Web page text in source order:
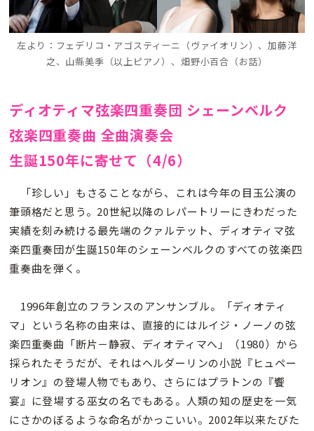
左より：フェデリコ・アゴスティーニ（ヴァイオリン）、加藤洋
之、山縣美季（以上ピアノ）、畑野小百合（お話）
ディオティマ弦楽四重奏団 シェーンベルク
弦楽四重奏曲 全曲演奏会
生誕150年に寄せて（4/6）
「珍しい」もさることながら、これは今年の目玉公演の
筆頭格だと思う。20世紀以降のレパートリーにきわだった
実績を刻み続ける最先端のクァルテット、ディオティマ弦
楽四重奏団が生誕150年のシェーンベルクのすべての弦楽四
重奏曲を弾く。
1996年創立のフランスのアンサンブル。「ディオティ
マ」という名称の由来は、直接的にはルイジ・ノーノの弦
楽四重奏曲「断片－静寂、ディオティマへ」（1980）から
採られたそうだが、それはヘルダーリンの小説『ヒュペー
リオン』の登場人物でもあり、さらにはプラトンの『饗
宴』に登場する巫女の名でもある。人類の知の歴史を一気
にさかのぼるような命名がかっこいい。2002年以来たびた